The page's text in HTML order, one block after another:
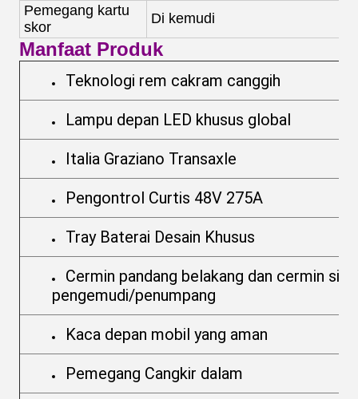
Pemegang kartu
skor
Di kemudi
Manfaat Produk
Teknologi rem cakram canggih
Lampu depan LED khusus global
Italia Graziano Transaxle
Pengontrol Curtis 48V 275A
Tray Baterai Desain Khusus
Cermin pandang belakang dan cermin sisi
pengemudi/penumpang
Kaca depan mobil yang aman
Pemegang Cangkir dalam